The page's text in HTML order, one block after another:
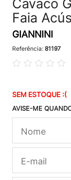
Cavaco
Faia
GIANNINI
Referência: 81197
SEM ESTOQUE :(
AVISE-ME